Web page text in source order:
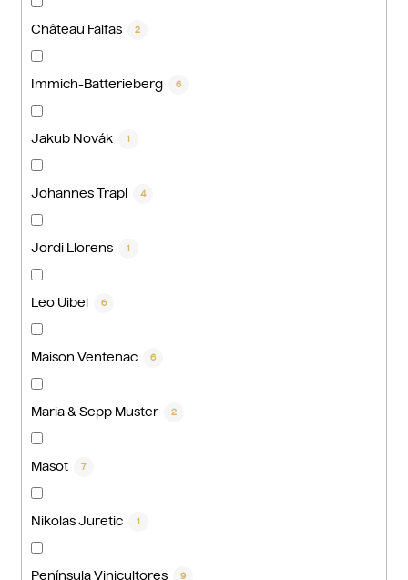
Château Falfas 2
Immich-Batterieberg 6
Jakub Novák 1
Johannes Trapl 4
Jordi Llorens 1
Leo Uibel 6
Maison Ventenac 6
Maria & Sepp Muster 2
Masot 7
Nikolas Juretic 1
Península Vinicultores 9